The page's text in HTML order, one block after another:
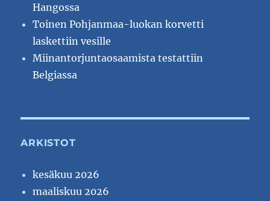
Hangossa
Toinen Pohjanmaa-luokan korvetti
laskettiin vesille
Miinantorjuntaosaamista testattiin
Belgiassa
ARKISTOT
kesäkuu 2026
maaliskuu 2026